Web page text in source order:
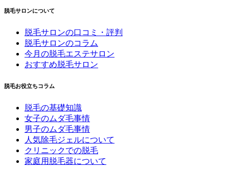
脱毛サロンについて
脱毛サロンの口コミ・評判
脱毛サロンのコラム
今月の脱毛エステサロン
おすすめ脱毛サロン
脱毛お役立ちコラム
脱毛の基礎知識
女子のムダ毛事情
男子のムダ毛事情
人気除毛ジェルについて
クリニックでの脱毛
家庭用脱毛器について